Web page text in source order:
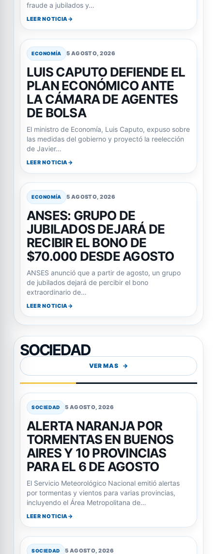
fraude a jubilados y…
LEER NOTICIA
ECONOMÍA 5 AGOSTO, 2026
LUIS CAPUTO DEFIENDE EL
PLAN ECONÓMICO ANTE
LA CÁMARA DE AGENTES
DE BOLSA
El ministro de Economía, Luis Caputo, expuso sobre
las medidas del gobierno y proyectó la reelección
de Javier…
LEER NOTICIA
ECONOMÍA 5 AGOSTO, 2026
ANSES: GRUPO DE
JUBILADOS DEJARÁ DE
RECIBIR EL BONO DE
$70.000 DESDE AGOSTO
ANSES anunció que a partir de agosto, un grupo
de jubilados dejará de percibir el bono
extraordinario de…
LEER NOTICIA
SOCIEDAD
VER MAS
SOCIEDAD 5 AGOSTO, 2026
ALERTA NARANJA POR
TORMENTAS EN BUENOS
AIRES Y 10 PROVINCIAS
PARA EL 6 DE AGOSTO
El Servicio Meteorológico Nacional emitió alertas
por tormentas y vientos para varias provincias,
incluyendo el Área Metropolitana de…
LEER NOTICIA
SOCIEDAD 5 AGOSTO, 2026